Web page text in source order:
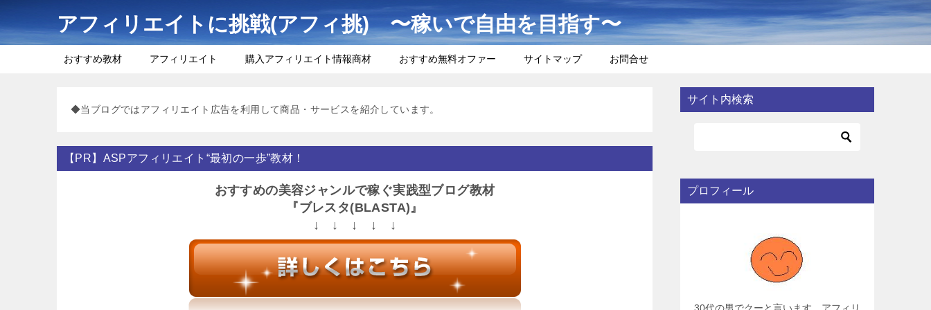
アフィリエイトに挑戦(アフィ挑) 〜稼いで自由を目指す〜
おすすめ教材 アフィリエイト 購入アフィリエイト情報商材 おすすめ無料オファー サイトマップ お問合せ
◆当ブログではアフィリエイト広告を利用して商品・サービスを紹介しています。
【PR】ASPアフィリエイト“最初の一歩”教材！
おすすめの美容ジャンルで稼ぐ実践型ブログ教材
『ブレスタ(BLASTA)』
↓ ↓ ↓ ↓ ↓
サイト内検索
プロフィール
30代の男でクーと言います。アフィリ